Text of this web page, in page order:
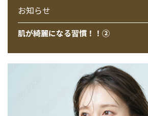
お知らせ
肌が綺麗になる習慣！！②